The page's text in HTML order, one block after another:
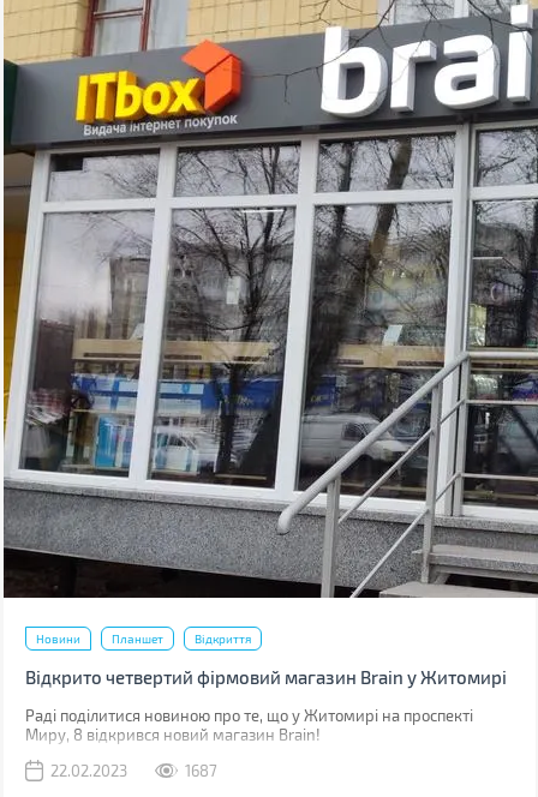
Новини Планшет Відкриття
Відкрито четвертий фірмовий магазин Brain у Житомирі
Раді поділитися новиною про те, що у Житомирі на проспекті
Миру, 8 відкрився новий магазин Brain!
22.02.2023
1687